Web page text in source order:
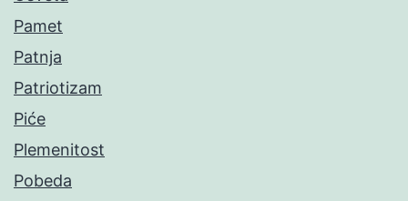
Pamet
Patnja
Patriotizam
Piće
Plemenitost
Pobeda